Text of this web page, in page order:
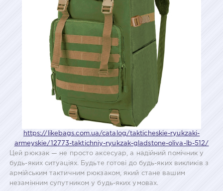
https://likebags.com.ua/catalog/takticheskie-ryukzaki-
armeyskie/12773-taktichniy-ryukzak-gladstone-oliva-lb-512/
Цей рюкзак — не просто аксесуар, а надійний помічник у
будь-яких ситуаціях. Будьте готові до будь-яких викликів з
армійським тактичним рюкзаком, який стане вашим
незамінним супутником у будь-яких умовах.